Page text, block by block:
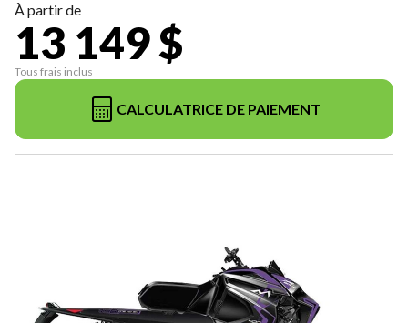
À partir de
13 149 $
Tous frais inclus
CALCULATRICE DE PAIEMENT